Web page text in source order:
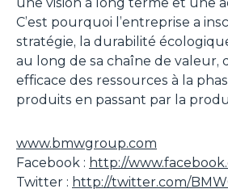
C’est pourquoi l’entreprise a
stratégie, la durabilité
au long de sa chaîne de valeur,
efficace des ressources à la
produits en passant par la
www.bmwgroup.com
Facebook : http://
Twitter : http://twitter.com/